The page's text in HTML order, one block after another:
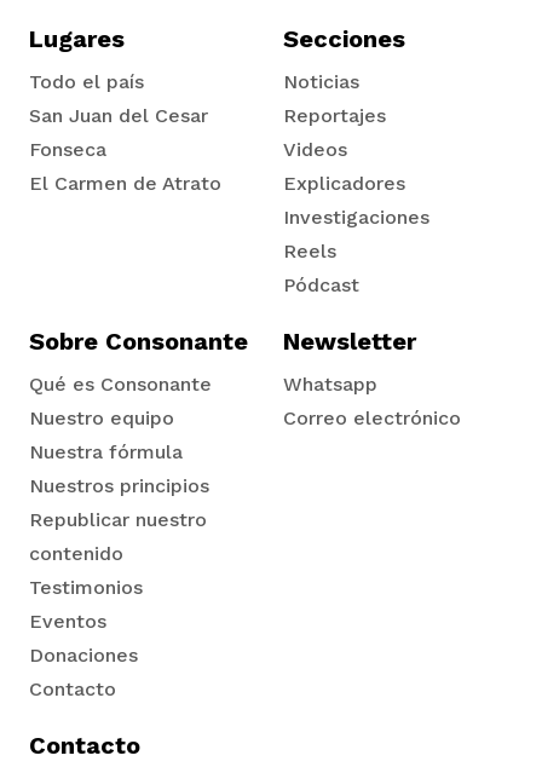
Lugares
Todo el país
San Juan del Cesar
Fonseca
El Carmen de Atrato
Secciones
Noticias
Reportajes
Videos
Explicadores
Investigaciones
Reels
Pódcast
Sobre Consonante
Qué es Consonante
Nuestro equipo
Nuestra fórmula
Nuestros principios
Republicar nuestro
contenido
Testimonios
Eventos
Donaciones
Contacto
Newsletter
Whatsapp
Correo electrónico
Contacto